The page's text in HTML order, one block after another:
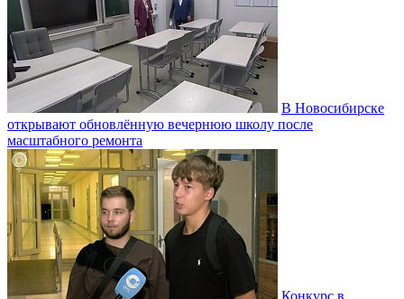
В Новосибирске
открывают обновлённую вечернюю школу после
масштабного ремонта
Конкурс в